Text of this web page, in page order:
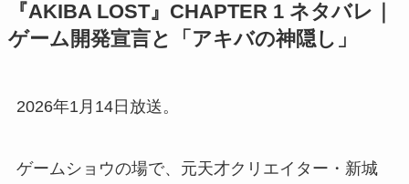
『AKIBA LOST』CHAPTER 1 ネタバレ｜
ゲーム開発宣言と「アキバの神隠し」
2026年1月14日放送。
ゲームショウの場で、元天才クリエイター・新城